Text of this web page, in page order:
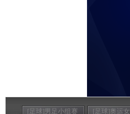
[足球]男足小组赛
[足球]奥运